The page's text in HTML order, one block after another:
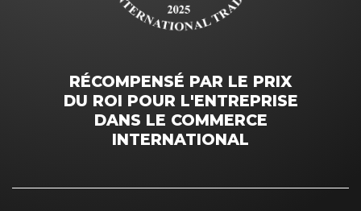
RÉCOMPENSÉ PAR LE PRIX
DU ROI POUR L'ENTREPRISE
DANS LE COMMERCE
INTERNATIONAL